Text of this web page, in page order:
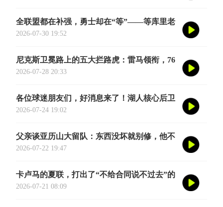
全联盟都在补强，勇士却在“等”——等库里老
去的那一天
2026-07-30 19:52
尼克斯卫冕路上的五大拦路虎：雷马领衔，76
人四巨头在列
2026-07-28 20:33
各位球迷朋友们，好消息来了！湖人核心后卫
奥斯汀·里夫斯的2026中国行「紫金之旅」正
2026-07-24 19:02
父亲谈亚历山大留队：东西没坏就别修，他不
会被夜生活诱惑走
2026-07-22 19:47
卡卢马的夏联，打出了“不给合同说不过去”的
数据
2026-07-21 08:09